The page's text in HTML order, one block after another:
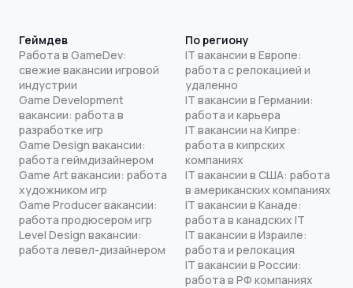
Геймдев
Работа в GameDev:
свежие вакансии игровой
индустрии
Game Development
вакансии: работа в
разработке игр
Game Design вакансии:
работа геймдизайнером
Game Art вакансии: работа
художником игр
Game Producer вакансии:
работа продюсером игр
Level Design вакансии:
работа левел-дизайнером
По региону
IT вакансии в Европе:
работа с релокацией и
удаленно
IT вакансии в Германии:
работа и карьера
IT вакансии на Кипре:
работа в кипрских
компаниях
IT вакансии в США: работа
в американских компаниях
IT вакансии в Канаде:
работа в канадских IT
IT вакансии в Израиле:
работа и релокация
IT вакансии в России:
работа в РФ компаниях